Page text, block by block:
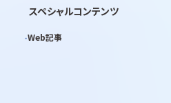
スペシャルコンテンツ
Web記事